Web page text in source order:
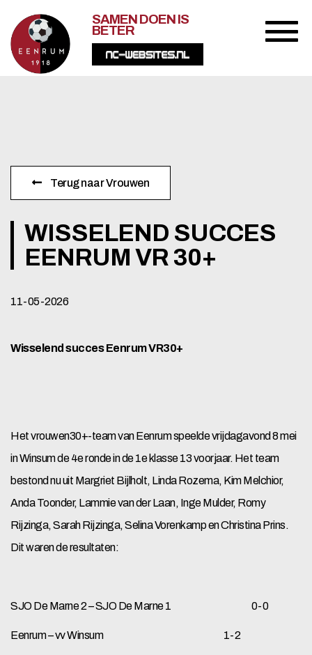
SAMEN DOEN IS
BETER
Terug naar Vrouwen
WISSELEND SUCCES
EENRUM VR 30+
11-05-2026
Wisselend succes Eenrum VR30+
Het vrouwen30+-team van Eenrum speelde vrijdagavond 8 mei
in Winsum de 4e ronde in de 1e klasse 13 voorjaar. Het team
bestond nu uit Margriet Bijlholt, Linda Rozema, Kim Melchior,
Anda Toonder, Lammie van der Laan, Inge Mulder, Romy
Rijzinga, Sarah Rijzinga, Selina Vorenkamp en Christina Prins.
Dit waren de resultaten:
SJO De Marne 2 – SJO De Marne 1 0-0
Eenrum – vv Winsum 1-2